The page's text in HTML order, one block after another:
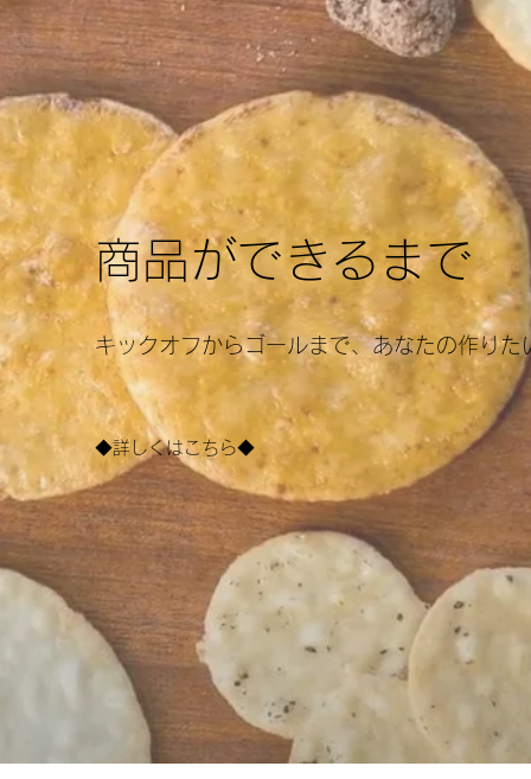
​​商品ができるまで
キックオフからゴールまで、あなたの作り
◆詳しくはこちら◆